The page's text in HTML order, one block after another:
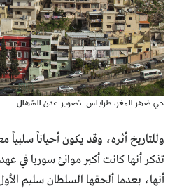
حي ضهر المغر، طرابلس. تصوير عدن الشهال
وللتاريخ أثره، وقد يكون أحياناً
تذكر أنها كانت أكبر موانئ سوريا في
أنها، بعدما ألحقها السلطان سليم